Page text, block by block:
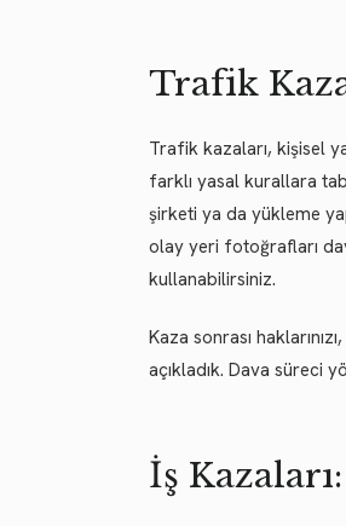
Trafik
Trafik kazaları, kişisel
farklı yasal kurallara
şirketi ya da yükleme
olay yeri fotoğrafları
kullanabilirsiniz.
Kaza sonrası
açıkladık. Dava süreci
İş